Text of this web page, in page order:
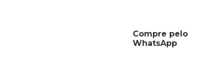
Compre pelo
WhatsApp